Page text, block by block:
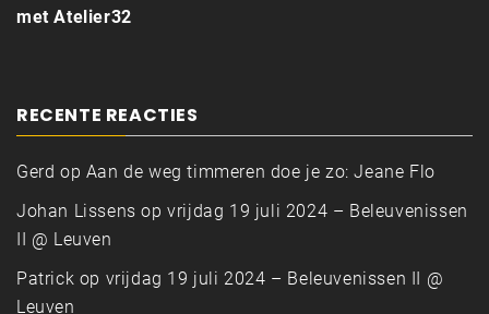
met Atelier32
RECENTE REACTIES
Gerd op Aan de weg timmeren doe je zo: Jeane Flo
Johan Lissens opvrijdag 19 juli 2024 – Beleuvenissen
II @ Leuven
Patrick op vrijdag 19 juli 2024 – Beleuvenissen II @
Leuven